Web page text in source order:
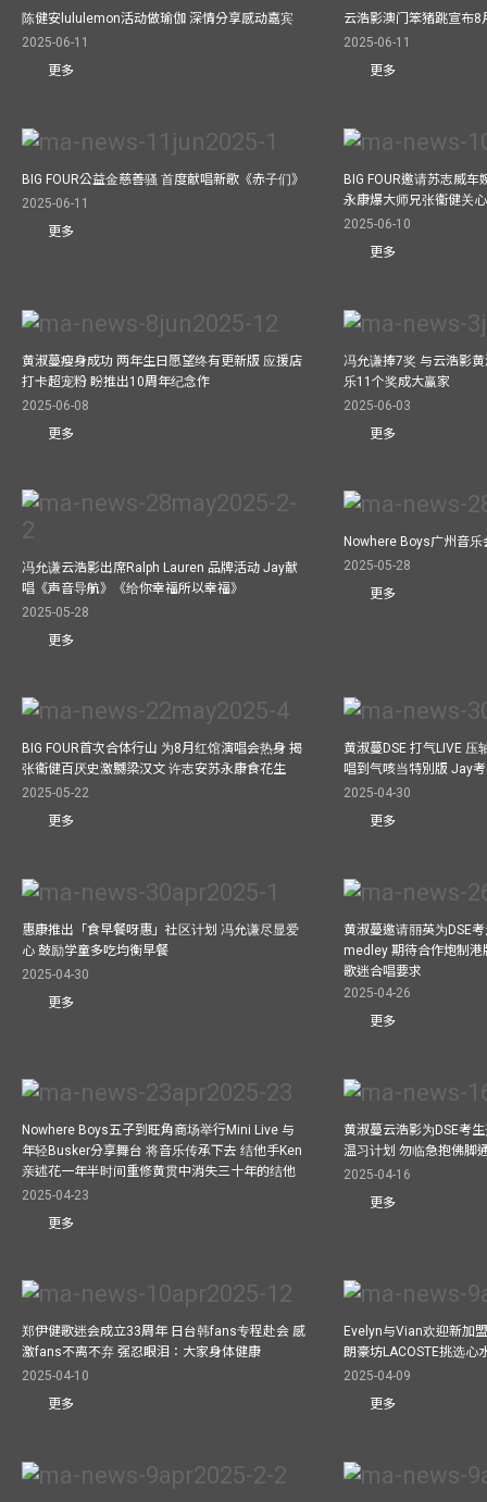
陈健安lululemon活动做瑜伽 深情分享感动嘉宾
2025-06-11
更多
云浩影澳门笨猪跳宣布8
2025-06-11
更多
BIG FOUR公益⾦慈善骚 ⾸度献唱新歌《赤⼦们》
2025-06-11
更多
BIG FOUR邀请苏志威
永康爆大师兄张衞健关
2025-06-10
更多
黄淑蔓瘦身成功 两年生日愿望终有更新版 应援店
打卡超宠粉 盼推出10周年纪念作
2025-06-08
更多
冯允谦捧7奖 与云浩影
乐11个奖成大赢家
2025-06-03
更多
冯允谦云浩影出席Ralph Lauren 品牌活动 Jay献
唱《声音导航》《给你幸福所以幸福》
2025-05-28
更多
Nowhere Boys广州音
2025-05-28
更多
BIG FOUR首次合体行山 为8月红馆演唱会热身 揭
张衞健百厌史激嬲梁汉文 许志安苏永康食花生
2025-05-22
更多
黄淑蔓DSE 打气LIVE 压
唱到气咳当特別版 Jay
2025-04-30
更多
惠康推出「食早餐呀惠」社区计划 冯允谦尽显爱
心 鼓励学童多吃均衡早餐
2025-04-30
更多
黄淑蔓邀请丽英为DSE
medley 期待合作炮制
歌迷合唱要求
2025-04-26
更多
Nowhere Boys五子到旺角商场举行Mini Live 与
年轻Busker分享舞台 将音乐传承下去 结他手Ken
亲述花一年半时间重修黄贯中消失三十年的结他
2025-04-23
更多
黄淑蔓云浩影为DSE考
温习计划 勿临急抱佛脚
2025-04-16
更多
郑伊健歌迷会成立33周年 日台韩fans专程赴会 感
激fans不离不弃 强忍眼泪：大家身体健康
2025-04-10
更多
Evelyn与Vian欢迎新加
朗豪坊LACOSTE挑选心
2025-04-09
更多